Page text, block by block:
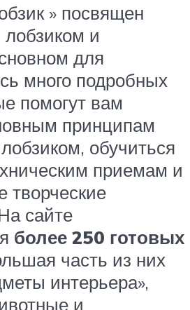
» посвящен
и
для
много подробных
помогут вам
принципам
обучиться
приемам и
творческие
сайте
более 250 готовых
часть из них
интерьера»,
и